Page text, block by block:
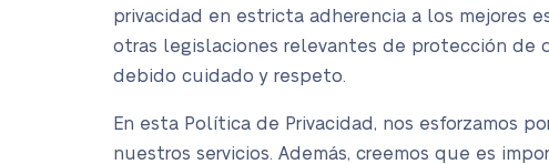
privacidad en estricta adherencia a los mejores
otras legislaciones relevantes de protección de
debido cuidado y respeto.
En esta Política de Privacidad, nos esforzamos
nuestros servicios. Además, creemos que es